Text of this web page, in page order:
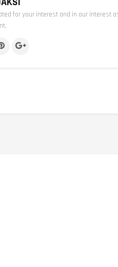
for your interest and in our interest